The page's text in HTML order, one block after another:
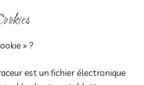
» ?
est un fichier électronique